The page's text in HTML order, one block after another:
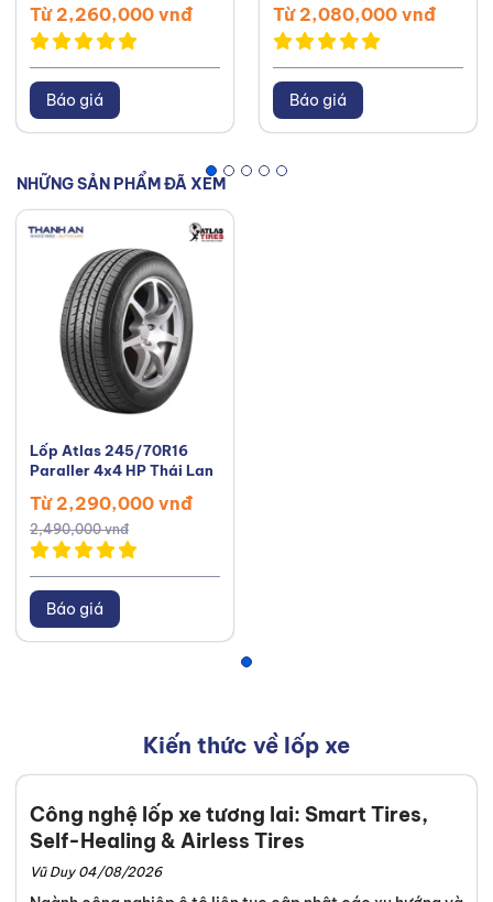
Từ 2,260,000 vnđ
Báo giá
Từ 2,080,000 vnđ
Báo giá
NHỮNG SẢN PHẨM ĐÃ XEM
Lốp Atlas 245/70R16
Paraller 4x4 HP Thái Lan
Từ 2,290,000 vnđ
2,490,000 vnđ
Báo giá
Kiến thức về lốp xe
Công nghệ lốp xe tương lai: Smart Tires,
Self-Healing & Airless Tires
Vũ Duy 04/08/2026